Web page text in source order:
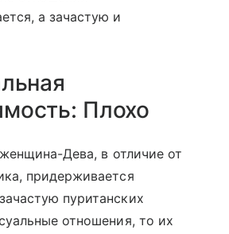
а зачастую и
Плохо
Дева, в отличие от
придерживается
пуританских
отношения, то их